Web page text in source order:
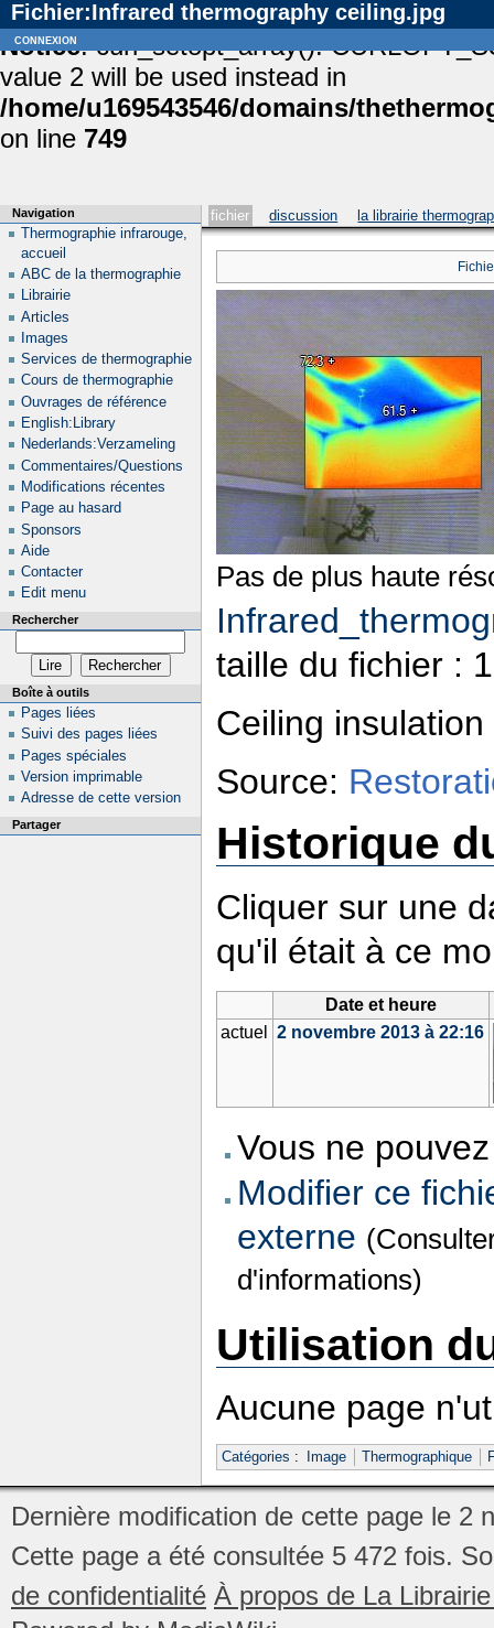
Notice: curl_setopt_array():
value 2 will be used instead in
/home/u169543546/domains/
on line 749
Fichier:Infrared thermography ceiling.jpg
fichier discussion la librairie
Pas de plus haute
taille du fichier :
Ceiling
Source:
Historique
Cliquer sur une
qu'il était à ce
Date et heure
actuel
2 novembre 2013 à 22:16
Vous ne
Modifier ce
externe
d'informations)
Utilisation
Aucune page
Catégories : Image Thermographique
Navigation
Thermographie infrarouge,
accueil
ABC de la thermographie
Librairie
Articles
Images
Services de thermographie
Cours de thermographie
Ouvrages de référence
English:Library
Nederlands:Verzameling
Commentaires/Questions
Modifications récentes
Page au hasard
Sponsors
Aide
Contacter
Edit menu
Rechercher
Boîte à outils
Pages liées
Suivi des pages liées
Pages spéciales
Version imprimable
Adresse de cette version
Partager
connexion
Dernière modification de cette page le 2
Cette page a été consultée 5 472 fois.
de confidentialité À propos de La